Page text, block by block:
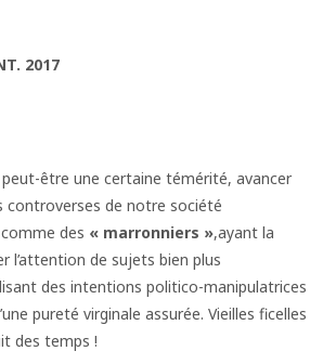
2017
être une certaine témérité, avancer
controverses de notre société
des « marronniers »,ayant la
l’attention de sujets bien plus
des intentions politico-manipulatrices
pureté virginale assurée. Vieilles ficelles
des temps !